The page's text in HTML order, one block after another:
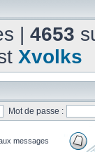
| 4653
Xvolks
Mot de passe :
messages